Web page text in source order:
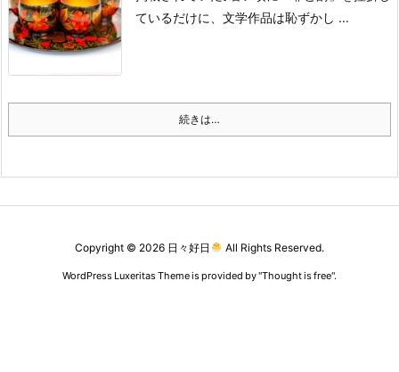
ているだけに、文学作品は恥ずかし ...
続きは…
Copyright © 2026 日々好日 All Rights Reserved.
WordPress Luxeritas Theme is provided by "Thought is free".